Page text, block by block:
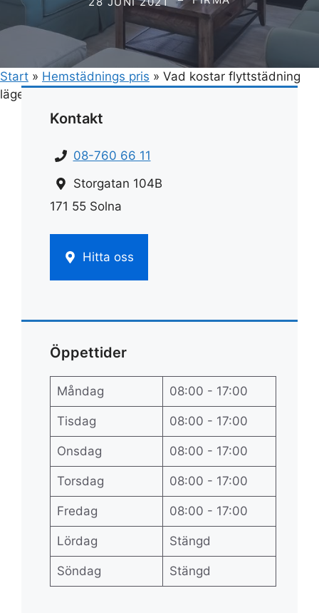
Start » Hemstädnings pris » Vad kostar flyttstädning
lägenhet
Kontakt
08-760 66 11
Storgatan 104B
171 55 Solna
Hitta oss
Öppettider
Måndag 08:00 - 17:00
Tisdag 08:00 - 17:00
Onsdag 08:00 - 17:00
Torsdag 08:00 - 17:00
Fredag 08:00 - 17:00
Lördag Stängd
Söndag Stängd